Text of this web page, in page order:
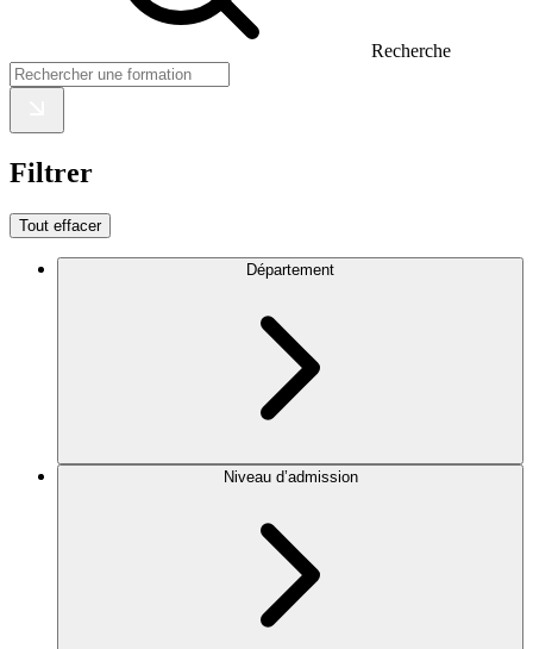
Recherche
Filtrer
Tout effacer
Département
Niveau d’admission